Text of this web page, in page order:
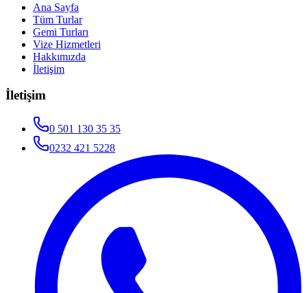
Ana Sayfa
Tüm Turlar
Gemi Turları
Vize Hizmetleri
Hakkımızda
İletişim
İletişim
0 501 130 35 35
0232 421 5228